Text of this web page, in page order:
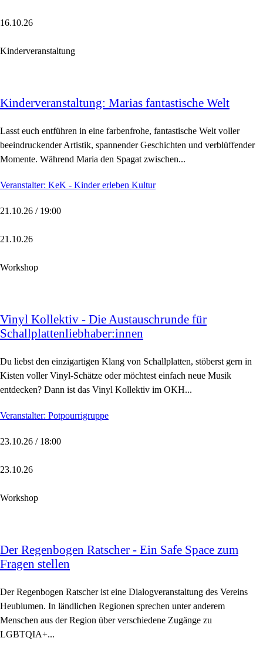
16.10.26
Kinderveranstaltung
Kinderveranstaltung: Marias fantastische Welt
Lasst euch entführen in eine farbenfrohe, fantastische Welt voller
beeindruckender Artistik, spannender Geschichten und verblüffender
Momente. Während Maria den Spagat zwischen...
Veranstalter: KeK - Kinder erleben Kultur
21.10.26 / 19:00
21.10.26
Workshop
Vinyl Kollektiv - Die Austauschrunde für
Schallplattenliebhaber:innen
Du liebst den einzigartigen Klang von Schallplatten, stöberst gern in
Kisten voller Vinyl-Schätze oder möchtest einfach neue Musik
entdecken? Dann ist das Vinyl Kollektiv im OKH...
Veranstalter: Potpourrigruppe
23.10.26 / 18:00
23.10.26
Workshop
Der Regenbogen Ratscher - Ein Safe Space zum
Fragen stellen
Der Regenbogen Ratscher ist eine Dialogveranstaltung des Vereins
Heublumen. In ländlichen Regionen sprechen unter anderem
Menschen aus der Region über verschiedene Zugänge zu
LGBTQIA+...